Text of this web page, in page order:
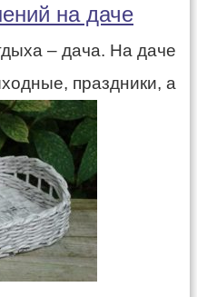
на даче
– дача. На даче
праздники, а